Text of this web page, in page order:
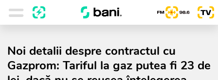
Noi detalii despre contractul cu
Gazprom: Tariful la gaz putea fi 23 de